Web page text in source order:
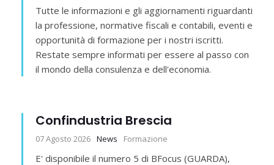
Tutte le informazioni e gli aggiornamenti riguardanti
la professione, normative fiscali e contabili, eventi e
opportunità di formazione per i nostri iscritti.
Restate sempre informati per essere al passo con
il mondo della consulenza e dell'economia.
Confindustria Brescia
07 Agosto 2026 News Formazione
E' disponibile il numero 5 di BFocus (GUARDA),